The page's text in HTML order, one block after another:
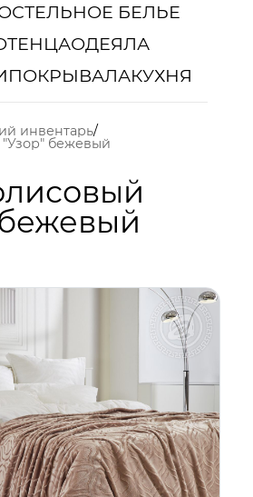
БЕЛЬЕ
ОДЕЯЛА
ПОКРЫВАЛАКУХНЯ
инвентарь
бежевый